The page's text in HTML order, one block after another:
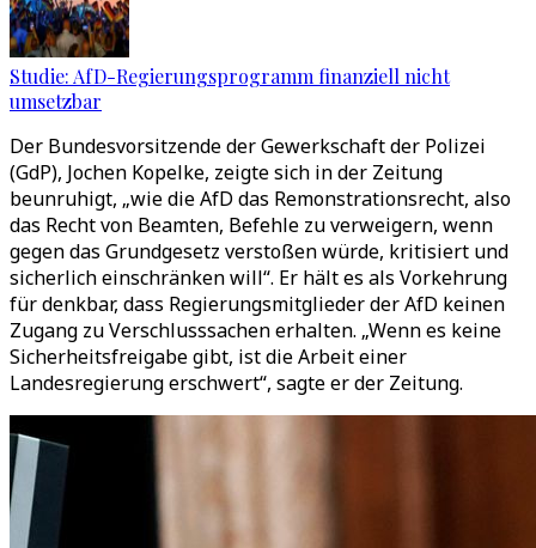
Studie: AfD-Regierungsprogramm finanziell nicht
umsetzbar
Der Bundesvorsitzende der Gewerkschaft der Polizei
(GdP), Jochen Kopelke, zeigte sich in der Zeitung
beunruhigt, „wie die AfD das Remonstrationsrecht, also
das Recht von Beamten, Befehle zu verweigern, wenn
gegen das Grundgesetz verstoßen würde, kritisiert und
sicherlich einschränken will“. Er hält es als Vorkehrung
für denkbar, dass Regierungsmitglieder der AfD keinen
Zugang zu Verschlusssachen erhalten. „Wenn es keine
Sicherheitsfreigabe gibt, ist die Arbeit einer
Landesregierung erschwert“, sagte er der Zeitung.